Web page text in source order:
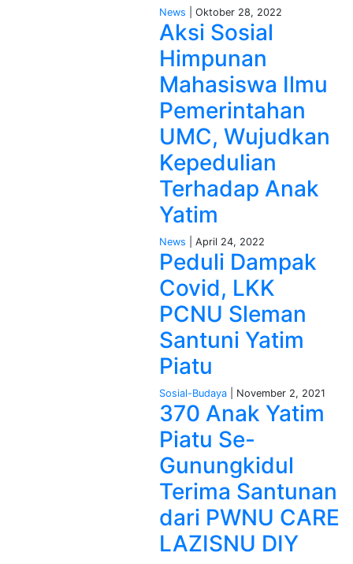
News | Oktober 28, 2022
Aksi Sosial
Himpunan
Mahasiswa Ilmu
Pemerintahan
UMC, Wujudkan
Kepedulian
Terhadap Anak
Yatim
News | April 24, 2022
Peduli Dampak
Covid, LKK
PCNU Sleman
Santuni Yatim
Piatu
Sosial-Budaya| November 2, 2021
370 Anak Yatim
Piatu Se-
Gunungkidul
Terima Santunan
dari PWNU CARE
LAZISNU DIY